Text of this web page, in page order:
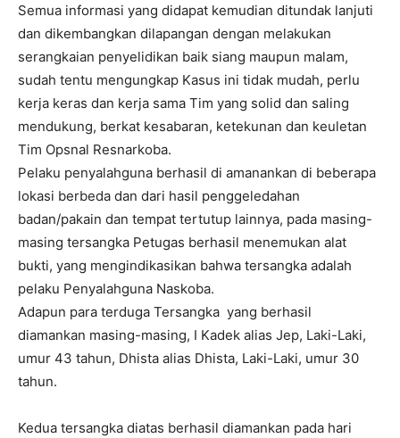
Semua informasi yang didapat kemudian ditundak lanjuti
dan dikembangkan dilapangan dengan melakukan
serangkaian penyelidikan baik siang maupun malam,
sudah tentu mengungkap Kasus ini tidak mudah, perlu
kerja keras dan kerja sama Tim yang solid dan saling
mendukung, berkat kesabaran, ketekunan dan keuletan
Tim Opsnal Resnarkoba.
Pelaku penyalahguna berhasil di amanankan di beberapa
lokasi berbeda dan dari hasil penggeledahan
badan/pakain dan tempat tertutup lainnya, pada masing-
masing tersangka Petugas berhasil menemukan alat
bukti, yang mengindikasikan bahwa tersangka adalah
pelaku Penyalahguna Naskoba.
Adapun para terduga Tersangka yang berhasil
diamankan masing-masing, I Kadek alias Jep, Laki-Laki,
umur 43 tahun, Dhista alias Dhista, Laki-Laki, umur 30
tahun.
Kedua tersangka diatas berhasil diamankan pada hari